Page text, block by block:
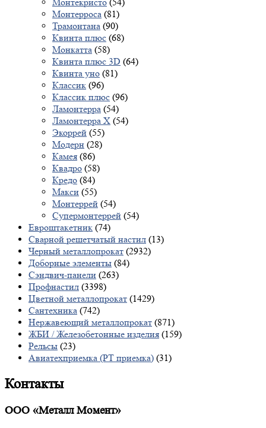
Монтерроса (81)
Трамонтана (90)
Квинта плюс (68)
Монкатта (58)
Квинта плюс 3D (64)
Квинта уно (81)
Классик (96)
Классик плюс (96)
Ламонтерра (54)
Ламонтерра X (54)
Экоррей (55)
Модерн (28)
Камея (86)
Квадро (58)
Кредо (84)
Макси (55)
Монтеррей (54)
Супермонтеррей (54)
Евроштакетник (74)
Сварной решетчатый настил (13)
Черный металлопрокат (2932)
Доборные элементы (84)
Сэндвич-панели (263)
Профнастил (3398)
Цветной металлопрокат (1429)
Сантехника (742)
Нержавеющий металлопрокат (871)
ЖБИ / Железобетонные изделия (159)
Рельсы (23)
Авиатехприемка (РТ приемка) (31)
Контакты
ООО «Металл Момент»